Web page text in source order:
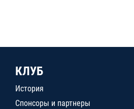
КЛУБ
История
Спонсоры и партнеры